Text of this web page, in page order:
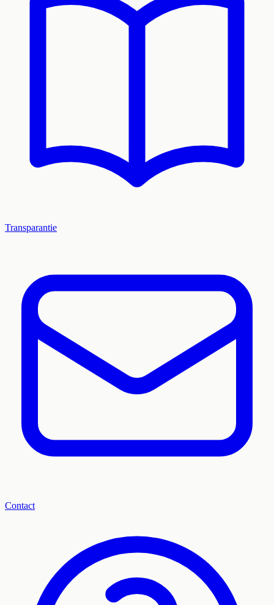
Transparantie
Contact